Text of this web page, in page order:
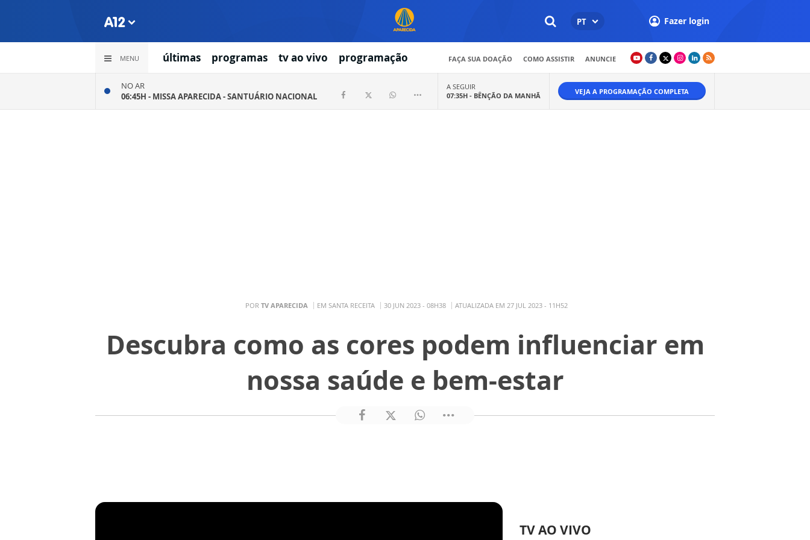
PT Fazer login
MENU últimas programas tv ao vivo programação FAÇA SUA DOAÇÃO COMO ASSISTIR ANUNCIE
NO AR
06:45H - MISSA APARECIDA - SANTUÁRIO NACIONAL
A SEGUIR
07:35H - BÊNÇÃO DA MANHÃ VEJA A PROGRAMAÇÃO COMPLETA
POR TV APARECIDA EM SANTA RECEITA 30 JUN 2023 - 08H38 ATUALIZADA EM 27 JUL 2023 - 11H52
Descubra como as cores podem influenciar em
nossa saúde e bem-estar
TV AO VIVO